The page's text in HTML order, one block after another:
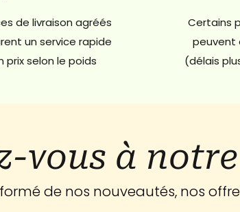
de livraison agréés
un service rapide
prix selon le poids
Certains
peuvent
(délais
vous à notre
de nos nouveautés, nos